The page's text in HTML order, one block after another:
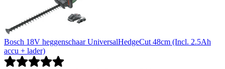
Bosch 18V heggenschaar UniversalHedgeCut 48cm (Incl. 2.5Ah
accu + lader)